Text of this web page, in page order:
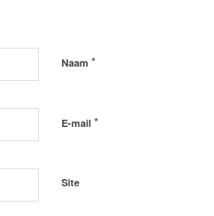
Naam *
E-mail *
Site